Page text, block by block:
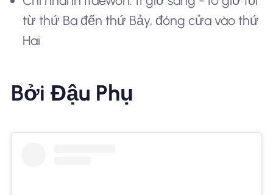
từ thứ Ba đến thứ Bảy, đóng cửa vào thứ
Hai
Bởi Đậu Phụ